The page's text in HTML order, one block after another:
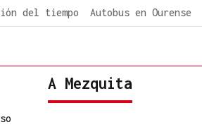
del tiempo Autobus en Ourense
A Mezquita